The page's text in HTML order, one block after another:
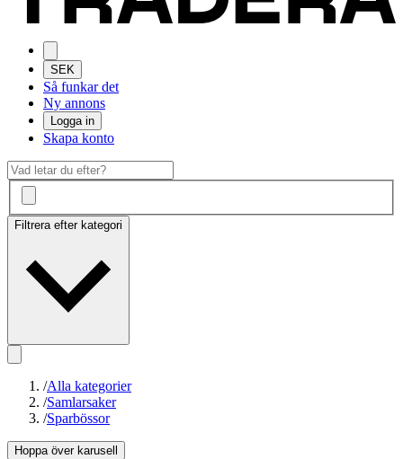
SEK
Så funkar det
Ny annons
Logga in
Skapa konto
Filtrera efter kategori
/Alla kategorier
/Samlarsaker
/Sparbössor
Hoppa över karusell